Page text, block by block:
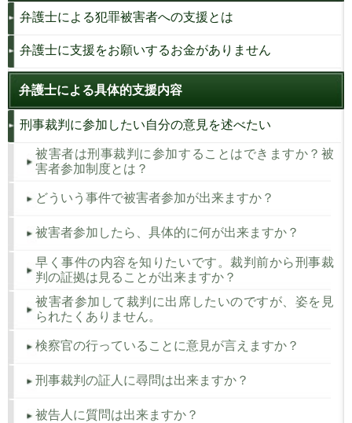
弁護士による犯罪被害者への支援とは
弁護士に支援をお願いするお金がありません
弁護士による具体的支援内容
刑事裁判に参加したい自分の意見を述べたい
被害者は刑事裁判に参加することはできますか？被
害者参加制度とは？
どういう事件で被害者参加が出来ますか？
被害者参加したら、具体的に何が出来ますか？
早く事件の内容を知りたいです。裁判前から刑事裁
判の証拠は見ることが出来ますか？
被害者参加して裁判に出席したいのですが、姿を見
られたくありません。
検察官の行っていることに意見が言えますか？
刑事裁判の証人に尋問は出来ますか？
被告人に質問は出来ますか？